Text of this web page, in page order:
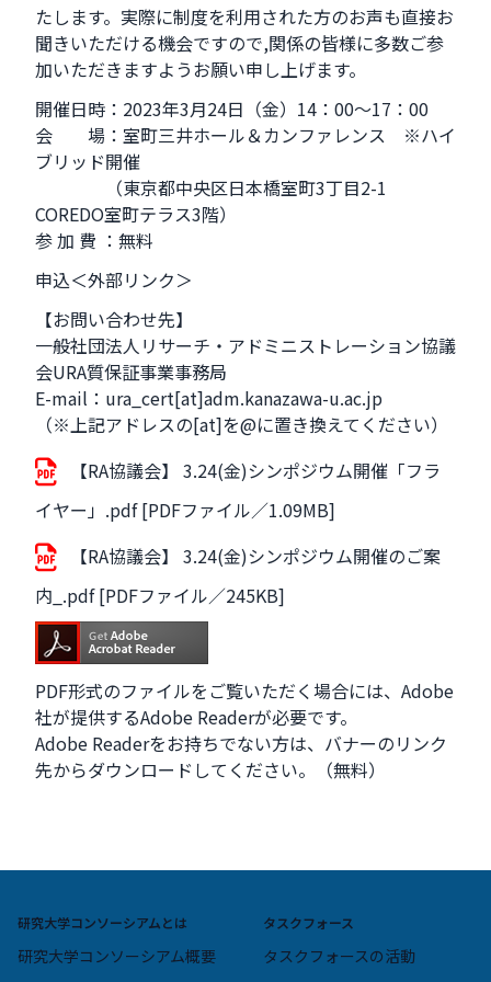
たします。実際に制度を利用された方のお声も直接お
聞きいただける機会ですので,関係の皆様に多数ご参
加いただきますようお願い申し上げます。
開催日時：2023年3月24日（金）14：00～17：00
会 場：室町三井ホール＆カンファレンス ※ハイ
ブリッド開催
（東京都中央区日本橋室町3丁目2-1
COREDO室町テラス3階）
参 加 費 ：無料
申込＜外部リンク＞
【お問い合わせ先】
一般社団法人リサーチ・アドミニストレーション協議
会URA質保証事業事務局
E-mail：ura_cert[at]adm.kanazawa-u.ac.jp
（※上記アドレスの[at]を@に置き換えてください）
【RA協議会】 3.24(金)シンポジウム開催「フラ
イヤー」.pdf [PDFファイル／1.09MB]
【RA協議会】 3.24(金)シンポジウム開催のご案
内_.pdf [PDFファイル／245KB]
PDF形式のファイルをご覧いただく場合には、Adobe
社が提供するAdobe Readerが必要です。
Adobe Readerをお持ちでない方は、バナーのリンク
先からダウンロードしてください。（無料）
研究大学コンソーシアムとは
研究大学コンソーシアム概要
タスクフォース
タスクフォースの活動